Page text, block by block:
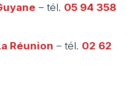
– tél. 05 94 358
Réunion – tél. 02 62